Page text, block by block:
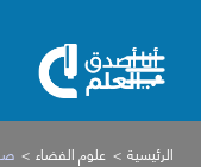
الرئيسية علوم الفضاء